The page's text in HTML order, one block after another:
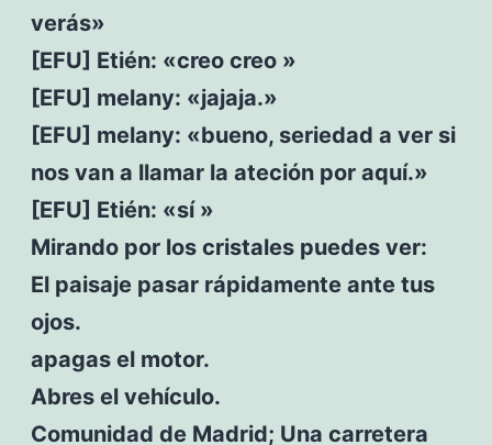
verás»
[EFU] Etién: «creo creo »
[EFU] melany: «jajaja.»
[EFU] melany: «bueno, seriedad a ver si
nos van a llamar la ateción por aquí.»
[EFU] Etién: «sí »
Mirando por los cristales puedes ver:
El paisaje pasar rápidamente ante tus
ojos.
apagas el motor.
Abres el vehículo.
Comunidad de Madrid; Una carretera